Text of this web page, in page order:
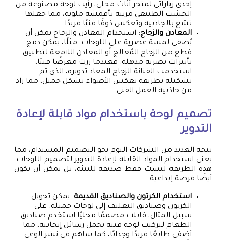
إحدى زياراتي لمتجر أثاث محلي، رأيت لوحة مصنوعة من
الخشب الطبيعي مزينة بأقمشة ملونة، مما جعلها
تشع بالجاذبية وتعكس ذوقًا فنيًا فريدًا.
المعادن والزجاج: استخدام المعادن والزجاج يمكن أن
يُضفي لمسة عصرية على اللوحات. مثلًا، يمكن دمج
قطع من الزجاج المُعالج أو المعادن اللامعة لتطبيق
تأثيرات بصرية مذهلة. فعندما زرت معرضًا فنيًا،
استخدمت الفنانة الزجاج المعاد تدويره، الذي تم
تشكيله بطريقة تعكس الأضواء بشكل جميل، مما زاد
من جاذبية العمل الفني.
تصميم لوحة باستخدام مواد قابلة لإعادة
التدوير
تتجه العديد من الشركات اليوم نحو التصميم المستدام، مما
يعني استخدام المواد القابلة لإعادة التدوير لتصميم اللوحات.
هذه الطريقة ليست فقط صديقة للبيئة، بل يمكن أن تكون
أيضًا فرصة إبداعية.
استخدام الكرتون والصناديق القديمة: يمكن تحويل
الكرتون وصناديق التغليف إلى لوحات جميلة. على
سبيل المثال، قابلت مصممًا محليًا استخدم صناديق
الطعام لتركيب لوحة فنية تحمل رسائل إيجابية، مما
أضفى طابعًا فريدًا وجذابًا، كما ساهم في نشر الوعي